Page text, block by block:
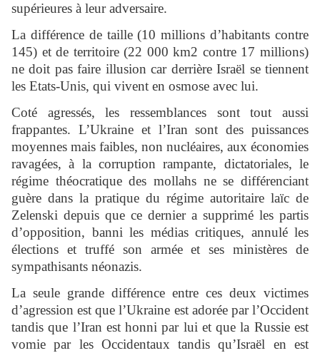
supérieures à leur adversaire.
La différence de taille (10 millions d’habitants contre
145) et de territoire (22 000 km2 contre 17 millions)
ne doit pas faire illusion car derrière Israël se tiennent
les Etats-Unis, qui vivent en osmose avec lui.
Coté agressés, les ressemblances sont tout aussi
frappantes. L’Ukraine et l’Iran sont des puissances
moyennes mais faibles, non nucléaires, aux économies
ravagées, à la corruption rampante, dictatoriales, le
régime théocratique des mollahs ne se différenciant
guère dans la pratique du régime autoritaire laïc de
Zelenski depuis que ce dernier a supprimé les partis
d’opposition, banni les médias critiques, annulé les
élections et truffé son armée et ses ministères de
sympathisants néonazis.
La seule grande différence entre ces deux victimes
d’agression est que l’Ukraine est adorée par l’Occident
tandis que l’Iran est honni par lui et que la Russie est
vomie par les Occidentaux tandis qu’Israël en est